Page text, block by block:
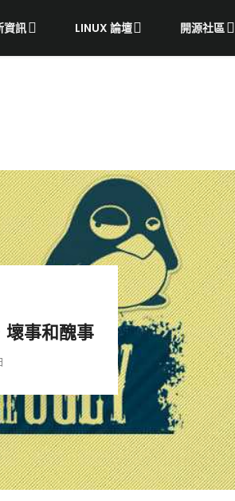
資訊 LINUX 論壇 開源社區
事和醜事